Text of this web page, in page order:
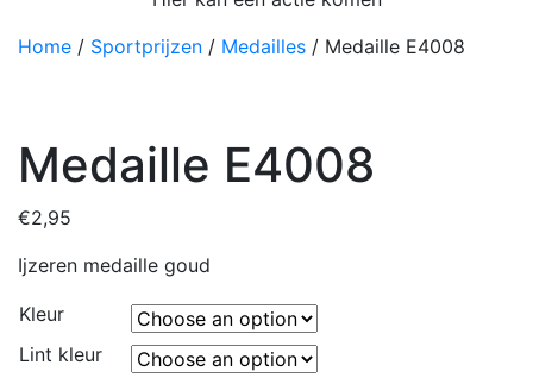
Home / Sportprijzen / Medailles / Medaille E4008
Medaille E4008
€2,95
Ijzeren medaille goud
Kleur
Lint kleur